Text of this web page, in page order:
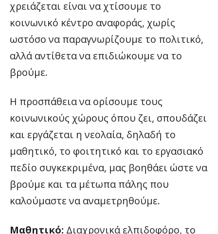
χρειάζεται είναι να χτίσουμε το
κοινωνικό κέντρο αναφοράς, χωρίς
ωστόσο να παραγνωρίζουμε το πολιτικό,
αλλά αντίθετα να επιδιώκουμε να το
βρούμε.
Η προσπάθεια να ορίσουμε τους
κοινωνικούς χώρους όπου ζει, σπουδάζει
και εργάζεται η νεολαία, δηλαδή το
μαθητικό, το φοιτητικό και το εργασιακό
πεδίο συγκεκριμένα, μας βοηθάει ώστε να
βρούμε και τα μέτωπα πάλης που
καλούμαστε να αναμετρηθούμε.
Μαθητικό: Διαχρονικά ελπιδοφόρο, το